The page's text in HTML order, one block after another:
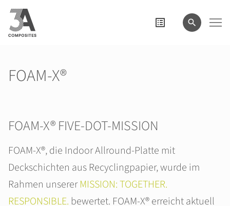
eingeben
FOAM-X®
FOAM-X® FIVE-DOT-MISSION
FOAM-X®, die Indoor Allround-Platte mit
Deckschichten aus Recyclingpapier, wurde im
Rahmen unsererMISSION: TOGETHER.
RESPONSIBLE. bewertet. FOAM-X® erreicht aktuell